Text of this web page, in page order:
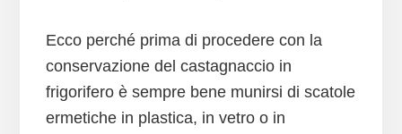
Ecco perché prima di procedere con la
conservazione del castagnaccio in
frigorifero è sempre bene munirsi di scatole
ermetiche in plastica, in vetro o in